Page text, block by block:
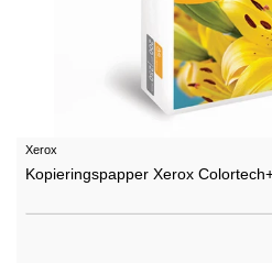
Xerox
Kopieringspapper Xerox